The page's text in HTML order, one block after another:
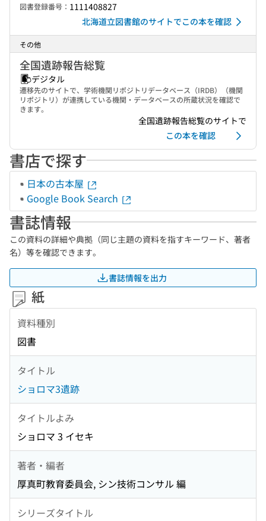
図書登録番号： 1111408827
北海道立図書館のサイトでこの本を確認
その他
全国遺跡報告総覧
デジタル
遷移先のサイトで、学術機関リポジトリデータベース（IRDB）（機関
リポジトリ）が連携している機関・データベースの所蔵状況を確認で
きます。
全国遺跡報告総覧のサイトで
この本を確認
書店で探す
日本の古本屋
Google Book Search
書誌情報
この資料の詳細や典拠（同じ主題の資料を指すキーワード、著者
名）等を確認できます。
書誌情報を出力
紙
資料種別
図書
タイトル
ショロマ3遺跡
タイトルよみ
ショロマ 3 イセキ
著者・編者
厚真町教育委員会, シン技術コンサル 編
シリーズタイトル